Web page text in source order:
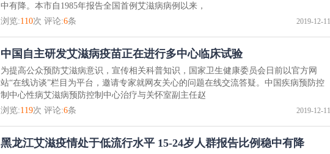
中有降。本市自1985年报告全国首例艾滋病病例以来，
浏览:110次 评论:6条 2019-12-11
中国自主研发艾滋病疫苗正在进行多中心临床试验
为提高公众预防艾滋病意识，宣传相关科普知识，国家卫生健康委员会日前以官方网
站“在线访谈”栏目为平台，邀请专家就网友关心的问题在线交流答疑。中国疾病预防控
制中心性病艾滋病预防控制中心治疗与关怀室副主任赵
浏览:119次 评论:6条 2019-12-11
黑龙江艾滋疫情处于低流行水平 15-24岁人群报告比例稳中有降